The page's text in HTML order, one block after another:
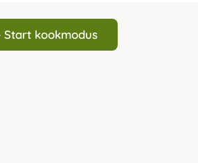
Start kookmodus